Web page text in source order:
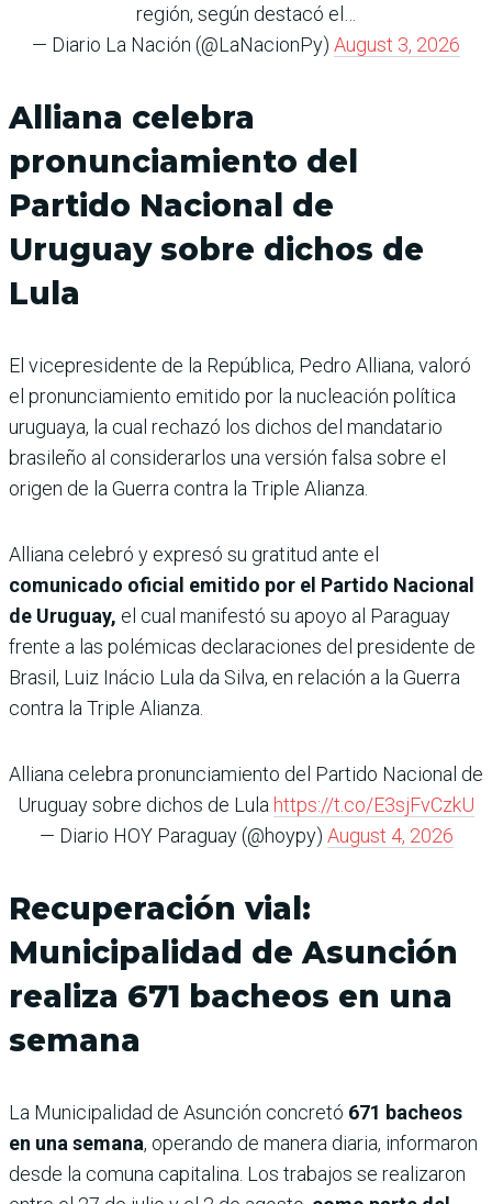
región, según destacó el…
— Diario La Nación (@LaNacionPy) August 3, 2026
Alliana celebra
pronunciamiento del
Partido Nacional de
Uruguay sobre dichos de
Lula
El vicepresidente de la República, Pedro Alliana, valoró
el pronunciamiento emitido por la nucleación política
uruguaya, la cual rechazó los dichos del mandatario
brasileño al considerarlos una versión falsa sobre el
origen de la Guerra contra la Triple Alianza.
Alliana celebró y expresó su gratitud ante el
comunicado oficial emitido por el Partido Nacional
de Uruguay, el cual manifestó su apoyo al Paraguay
frente a las polémicas declaraciones del presidente de
Brasil, Luiz Inácio Lula da Silva, en relación a la Guerra
contra la Triple Alianza.
Alliana celebra pronunciamiento del Partido Nacional de
Uruguay sobre dichos de Lula https://t.co/E3sjFvCzkU
— Diario HOY Paraguay (@hoypy) August 4, 2026
Recuperación vial:
Municipalidad de Asunción
realiza 671 bacheos en una
semana
La Municipalidad de Asunción concretó 671 bacheos
en una semana, operando de manera diaria, informaron
desde la comuna capitalina. Los trabajos se realizaron